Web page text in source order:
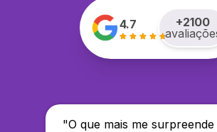
4.7 +2100
"O que mais me